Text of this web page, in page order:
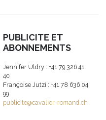
PUBLICITE ET
ABONNEMENTS
Jennifer Uldry : +41 79 326 41
40
Françoise Jutzi : +41 78 636 04
99
publicite@cavalier-romand.ch